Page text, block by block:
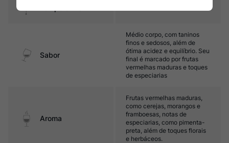
Sabor
Médio corpo, com taninos
finos e sedosos, além de
ótima acidez e equilíbrio. Seu
final é marcado por frutas
vermelhas maduras e toques
de especiarias
Aroma
Frutas vermelhas maduras,
como cerejas, morangos e
framboesas, notas de
especiarias, como pimenta-
preta, além de toques florais
e herbáceos.